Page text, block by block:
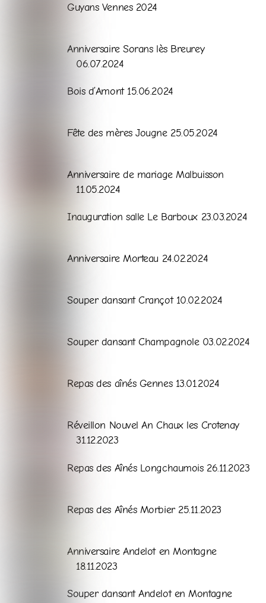
Guyans Vennes 2024
Anniversaire Sorans lès Breurey
06.07.2024
Galerie
Bois d’Amont 15.06.2024
Galerie
Fête des mères Jougne 25.05.2024
Galerie
Anniversaire de mariage Malbuisson
11.05.2024
Inauguration salle Le Barboux 23.03.2024
Galerie
Anniversaire Morteau 24.02.2024
Souper dansant Crançot 10.02.2024
Souper dansant Champagnole 03.02.2024
Galerie
Repas des aînés Gennes 13.01.2024
Galerie
Réveillon Nouvel An Chaux les Crotenay
31.12.2023
Repas des Aînés Longchaumois 26.11.2023
Repas des Aînés Morbier 25.11.2023
Anniversaire Andelot en Montagne
18.11.2023
Souper dansant Andelot en Montagne